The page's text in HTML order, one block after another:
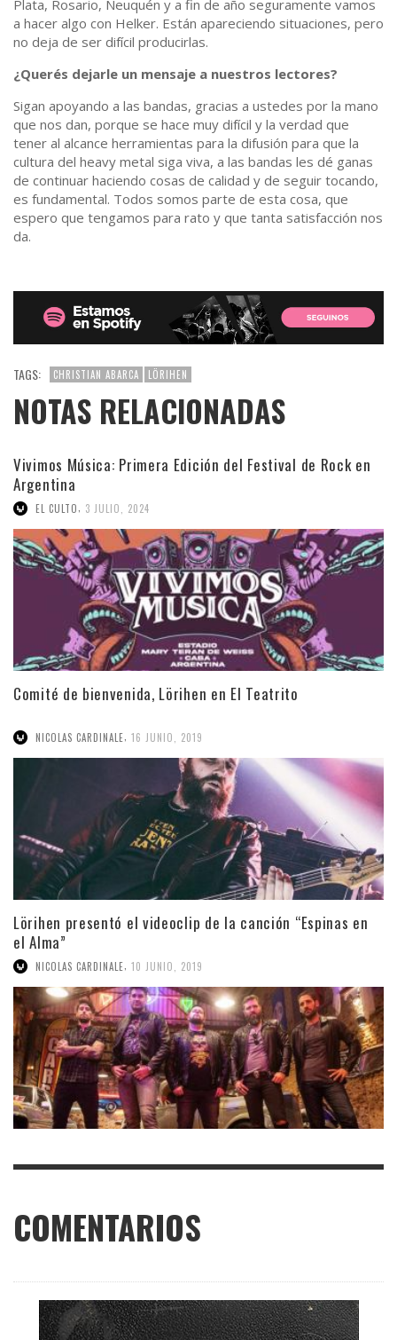
Plata, Rosario, Neuquén y a fin de año seguramente vamos
a hacer algo con Helker. Están apareciendo situaciones, pero
no deja de ser difícil producirlas.
¿Querés dejarle un mensaje a nuestros lectores?
Sigan apoyando a las bandas, gracias a ustedes por la mano
que nos dan, porque se hace muy difícil y la verdad que
tener al alcance herramientas para la difusión para que la
cultura del heavy metal siga viva, a las bandas les dé ganas
de continuar haciendo cosas de calidad y de seguir tocando,
es fundamental. Todos somos parte de esta cosa, que
espero que tengamos para rato y que tanta satisfacción nos
da.
TAGS: CHRISTIAN ABARCA LÖRIHEN
NOTAS RELACIONADAS
Vivimos Música: Primera Edición del Festival de Rock en
Argentina
EL CULTO, 3 JULIO, 2024
Comité de bienvenida, Lörihen en El Teatrito
NICOLAS CARDINALE, 16 JUNIO, 2019
Lörihen presentó el videoclip de la canción “Espinas en
el Alma”
NICOLAS CARDINALE 10 JUNIO, 2019
COMENTARIOS